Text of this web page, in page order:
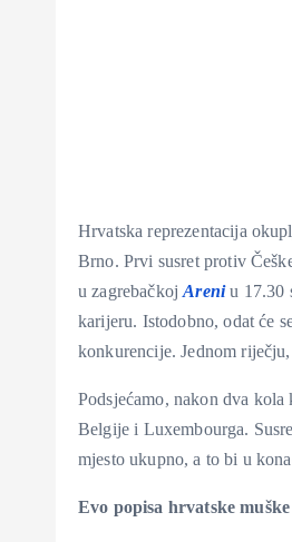
Hrvatska reprezentacija
Brno. Prvi susret protiv
u zagrebačkojAreniu 17.30
karijeru. Istodobno, odat će
konkurencije. Jednom
Podsjećamo, nakon dva
Belgije i Luxembourga.
mjesto ukupno, a to bi u
Evo popisa hrvatske